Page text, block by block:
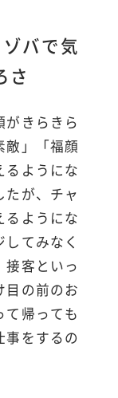
バで気
さ
がきらきら
敵」「福顔
るようにな
たが、チャ
るようにな
てみなく
接客といっ
目の前のお
帰っても
事をするの